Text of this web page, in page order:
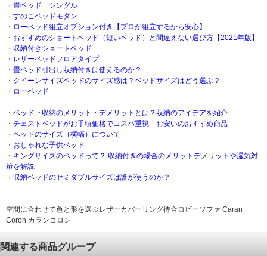
・ 畳ベッド シングル
・ すのこベッドモダン
・ ローベッド組立オプション付き【プロが組立するから安心】
・ おすすめのショートベッド（短いベッド）と間違えない選び方【2021年版】
・ 収納付きショートベッド
・ レザーベッドフロアタイプ
・ 畳ベッド引出し収納付きは使えるのか？
・ クイーンサイズベッドのサイズ感は？ベッドサイズはどう選ぶ？
・ ローベッド
・ ベッド下収納のメリット・デメリットとは？収納のアイデアを紹介
・ チェストベッドがお手頃価格でコスパ重視 お安いのおすすめ商品
・ ベッドのサイズ（横幅）について
・ おしゃれな子供ベッド
・ キングサイズのベッドって？ 収納付きの場合のメリットデメリットや湿気対
策を解説
・ 収納ベッドのセミダブルサイズは誰が使うのか？
空間に合わせて色と形を選ぶレザーカバーリング待合ロビーソファ Caran
Coron カランコロン
関連する商品グループ